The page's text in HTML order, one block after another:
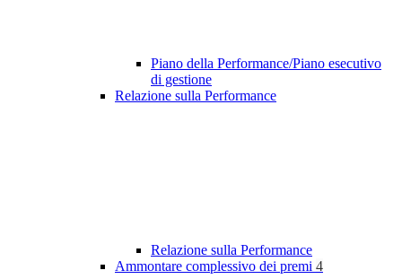
Piano della Performance/Piano esecutivo
di gestione
Relazione sulla Performance
Relazione sulla Performance
Ammontare complessivo dei premi 4